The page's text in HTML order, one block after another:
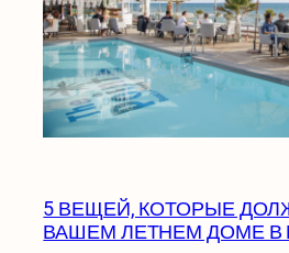
5 ВЕЩЕЙ, КОТОРЫЕ
ВАШЕМ ЛЕТНЕМ ДОМЕ В